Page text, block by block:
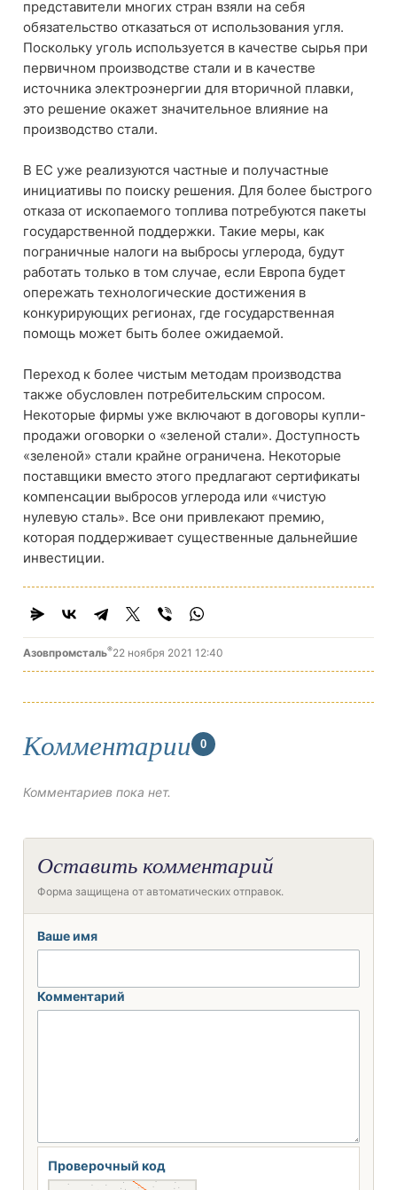
представители многих стран взяли на себя
обязательство отказаться от использования угля.
Поскольку уголь используется в качестве сырья при
первичном производстве стали и в качестве
источника электроэнергии для вторичной плавки,
это решение окажет значительное влияние на
производство стали.
В ЕС уже реализуются частные и получастные
инициативы по поиску решения. Для более быстрого
отказа от ископаемого топлива потребуются пакеты
государственной поддержки. Такие меры, как
пограничные налоги на выбросы углерода, будут
работать только в том случае, если Европа будет
опережать технологические достижения в
конкурирующих регионах, где государственная
помощь может быть более ожидаемой.
Переход к более чистым методам производства
также обусловлен потребительским спросом.
Некоторые фирмы уже включают в договоры купли-
продажи оговорки о «зеленой стали». Доступность
«зеленой» стали крайне ограничена. Некоторые
поставщики вместо этого предлагают сертификаты
компенсации выбросов углерода или «чистую
нулевую сталь». Все они привлекают премию,
которая поддерживает существенные дальнейшие
инвестиции.
Азовпромсталь®22 ноября 2021 12:40
Комментарии 0
Комментариев пока нет.
Оставить комментарий
Форма защищена от автоматических отправок.
Ваше имя
Комментарий
Проверочный код